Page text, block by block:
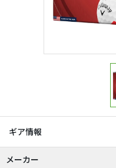
ギア情報
メーカー